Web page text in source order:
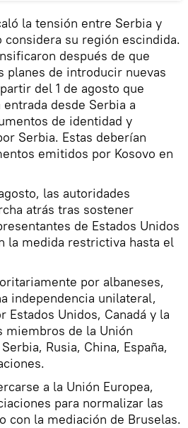
la tensión entre Serbia y
considera su región escindida.
después de que
planes de introducir nuevas
del 1 de agosto que
desde Serbia a
de identidad y
Serbia. Estas deberían
emitidos por Kosovo en
las autoridades
atrás tras sostener
de Estados Unidos
la medida restrictiva hasta el
por albaneses,
independencia unilateral,
Estados Unidos, Canadá y la
miembros de la Unión
Rusia, China, España,
a la Unión Europea,
para normalizar las
con la mediación de Bruselas.